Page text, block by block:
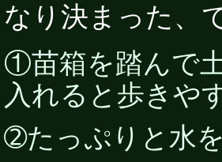
なり決まった、
①苗箱を踏んで
入れると歩きや
➁たっぷりと水を